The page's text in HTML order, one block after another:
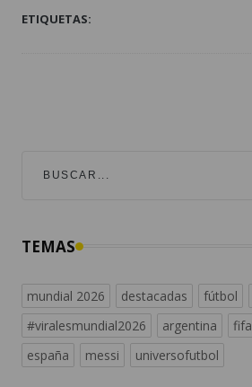
ETIQUETAS:
TEMAS
mundial 2026 destacadas fútbol
#viralesmundial2026
argentina fifa
españa
messi universofutbol